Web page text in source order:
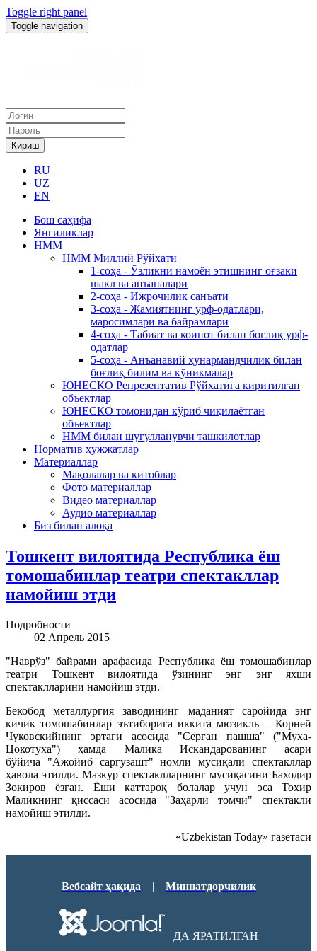
Toggle right panel
Toggle navigation
Кириш
RU
UZ
EN
Бош саҳифа
Янгиликлар
НММ
НММ Миллий Рўйхати
1-соҳа - Ўзликни намоён этишнинг оғзаки
шакл ва анъаналари
2-соҳа - Ижрочилик санъати
3-соҳа - Жамиятнинг урф-одатлари,
маросимлари ва байрамлари
4-соҳа - Табиат ва коинот билан боғлиқ урф-
одатлар
5-соҳа - Анъанавий ҳунармандчилик билан
боғлиқ билим ва кўникмалар
ЮНЕСКО Репрезентатив Рўйхатига киритилган
объектлар
ЮНЕСКО томонидан кўриб чиқилаётган
объектлар
НММ билан шуғулланувчи ташкилотлар
Норматив ҳужжатлар
Материаллар
Мақолалар ва китоблар
Фото материаллар
Видео материаллар
Аудио материаллар
Биз билан алоқа
Тошкент вилоятида Республика ёш
томошабинлар театри спектакллар
намойиш этди
Подробности
02 Апрель 2015
"Наврўз" байрами арафасида Республика ёш томошабинлар
театри Тошкент вилоятида ўзининг энг энг яхши
спектаклларини намойиш этди.
Бекобод металлургия заводининг маданият саройида энг
кичик томошабинлар эътиборига иккита мюзикль – Корней
Чуковскийнинг эртаги асосида "Серган пашша" ("Муха-
Цокотуха") ҳамда Малика Искандарованинг асари
бўйича "Ажойиб саргузашт" номли мусиқали спектакллар
ҳавола этилди. Мазкур спектаклларнинг мусиқасини Баходир
Зокиров ёзган. Ёши каттароқ болалар учун эса Тохир
Маликнинг қиссаси асосида "Заҳарли томчи" спектакли
намойиш этилди.
«Uzbekistan Today» газетаси
Вебсайт ҳақида | Миннатдорчилик
ДА ЯРАТИЛГАН